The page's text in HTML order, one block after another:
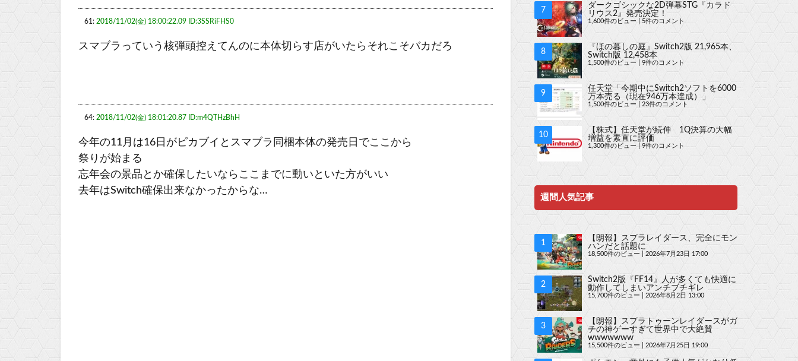
61: 2018/11/02(金) 18:00:22.09 ID:3SSRiFHS0
スマブラっていう核弾頭控えてんのに本体切らす店がいたらそれこそバカだろ
64: 2018/11/02(金) 18:01:20.87 ID:m4QTHzBhH
今年の11月は16日がピカブイとスマブラ同梱本体の発売日でここから
祭りが始まる
忘年会の景品とか確保したいならここまでに動いといた方がいい
去年はSwitch確保出来なかったからな…
ダークゴシックな2D弾幕STG『カラド
リウス2』発売決定！
1,600件のビュー 5件のコメント
『ほの暮しの庭』Switch2版 21,965本、
Switch版 12,458本
1,500件のビュー 9件のコメント
任天堂「今期中にSwitch2ソフトを6000
万本売る（現在946万本達成）」
1,500件のビュー 23件のコメント
【株式】任天堂が続伸 1Q決算の大幅
増益を素直に評価
1,300件のビュー 9件のコメント
週間人気記事
【朗報】スプラレイダース、完全にモン
ハンだと話題に
18,500件のビュー 2026年7月23日 17:00
Switch2版『FF14』人が多くても快適に
動作してしまいアンチブチギレ
15,700件のビュー 2026年8月2日 13:00
【朗報】スプラトゥーンレイダースがガ
チの神ゲーすぎて世界中で大絶賛
wwwwwww
15,500件のビュー 2026年7月25日 19:00